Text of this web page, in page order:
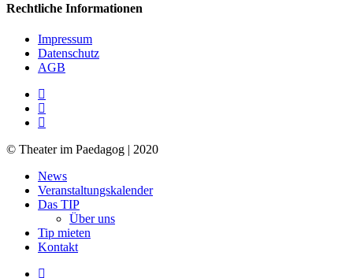
Rechtliche Informationen
Impressum
Datenschutz
AGB
facebook
youtube
RSS
© Theater im Paedagog | 2020
Close
Menu
News
Veranstaltungskalender
Das TIP
Über uns
Tip mieten
Kontakt
facebook